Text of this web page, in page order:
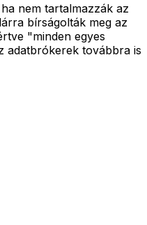
nem tartalmazzák az
bírságolták meg az
"minden egyes
adatbrókerek továbbra is